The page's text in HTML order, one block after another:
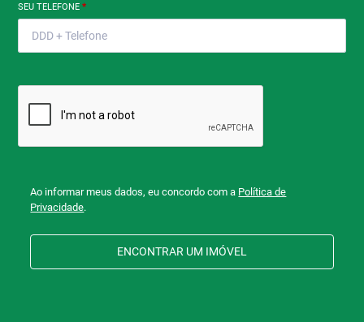
SEU TELEFONE*
Ao informar meus dados, eu concordo com a Política de
Privacidade.
ENCONTRAR UM IMÓVEL